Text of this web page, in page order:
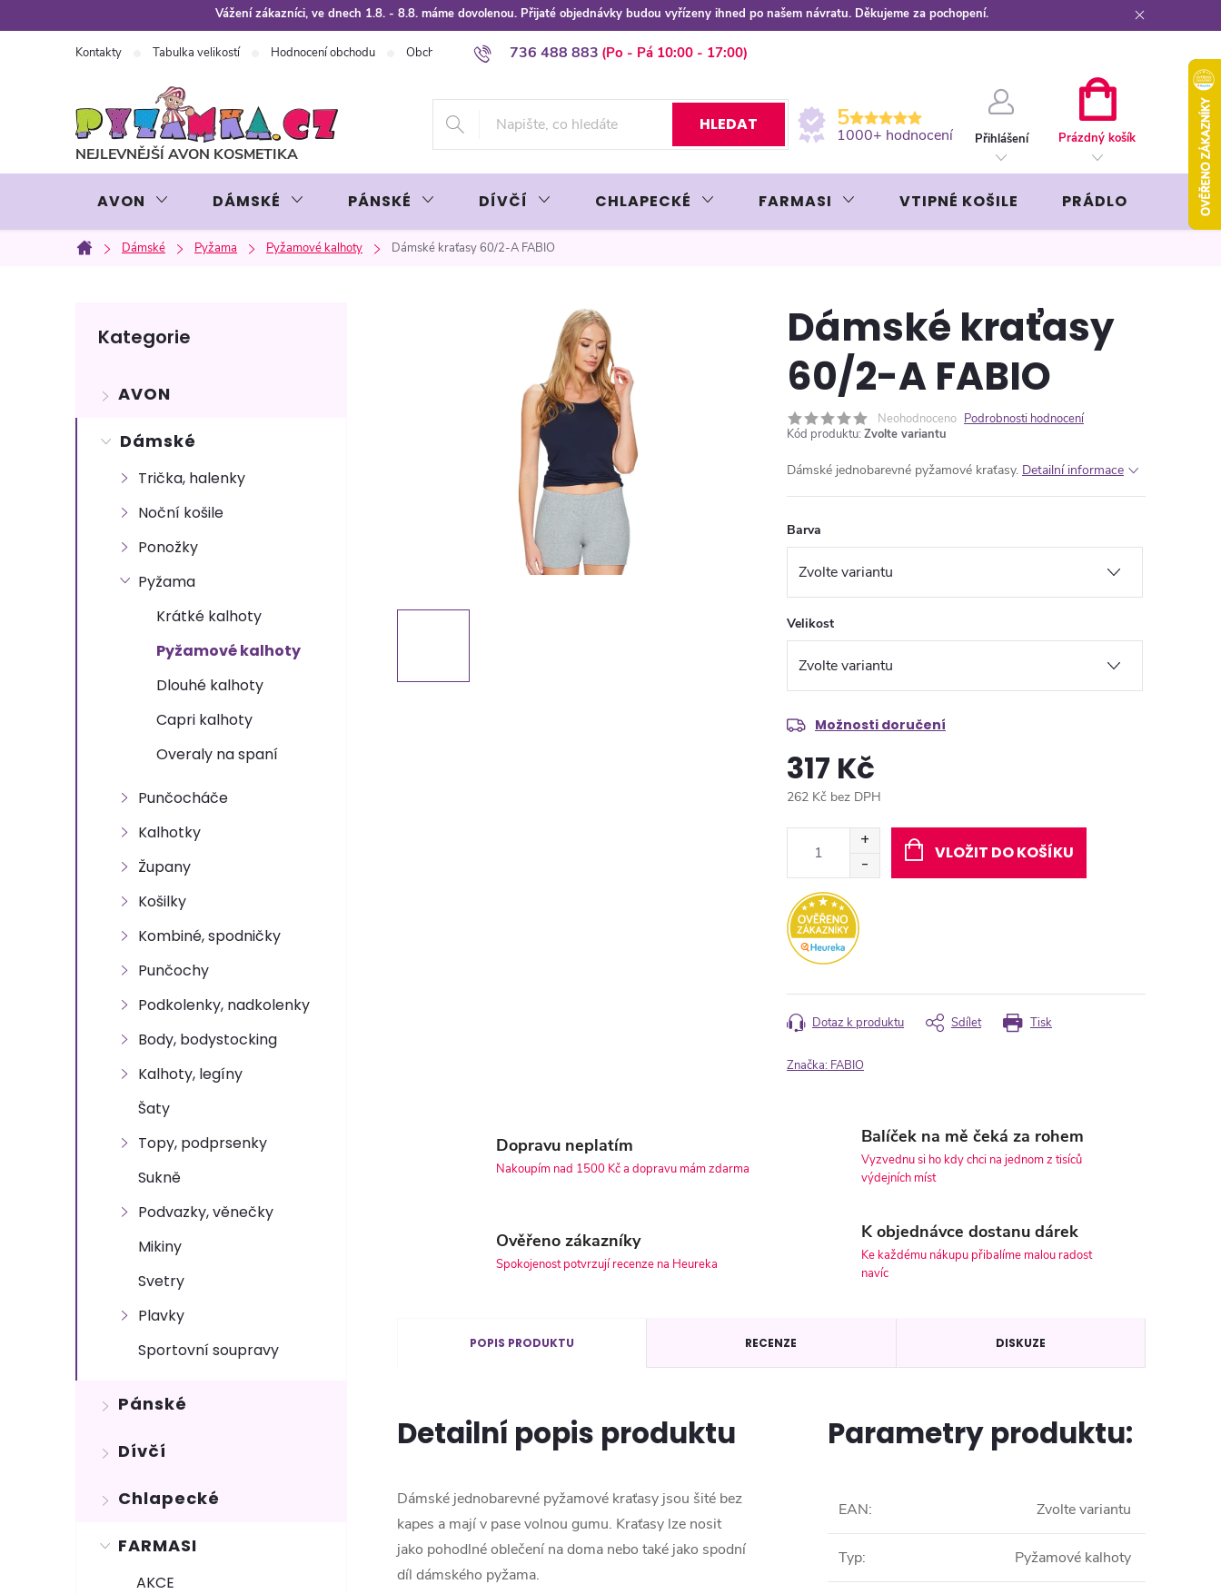
na
Vážení zákazníci, ve dnech 1.8. - 8.8. máme dovolenou. Přijaté objednávky budou vyřízeny ihned po našem návratu. Děkujeme za pochopení.
736 488 883
Kontakty Tabulka velikostí Hodnocení obchodu Obchodní podmínky Podmínky ochrany osobních údajů
HLEDAT 5
1000+ hodnocení Přihlášení
KOŠÍK
Prázdný košík
AVON DÁMSKÉ PÁNSKÉ DÍVČÍ CHLAPECKÉ FARMASI VTIPNÉ KOŠILE PRÁDLO
Domů
Dámské Pyžama Pyžamové kalhoty Dámské kraťasy 60/2-A FABIO
s
kategorie
Kategorie
AVON
Dámské
Trička, halenky
Noční košile
Ponožky
Pyžama
Krátké kalhoty
Pyžamové kalhoty
Dlouhé kalhoty
Capri kalhoty
Overaly na spaní
Punčocháče
Kalhotky
Župany
Košilky
Kombiné, spodničky
Punčochy
Podkolenky, nadkolenky
Body, bodystocking
Kalhoty, legíny
Šaty
Topy, podprsenky
Sukně
Podvazky, věnečky
Mikiny
Svetry
Plavky
Sportovní soupravy
Pánské
Dívčí
Chlapecké
FARMASI
AKCE
Dámské kraťasy
60/2-A FABIO
Neohodnoceno Podrobnosti hodnocení
Kód produktu: Zvolte variantu
Dámské jednobarevné pyžamové kraťasy. Detailní informace
Barva
Velikost
Možnosti doručení
317 Kč
262 Kč bez DPH
VLOŽIT DO KOŠÍKU
Tisk
Dotaz k produktu Sdílet
Značka: FABIO
Dopravu neplatím
Nakoupím nad 1500 Kč a dopravu mám zdarma
Balíček na mě čeká za rohem
Vyzvednu si ho kdy chci na jednom z tisíců
výdejních míst
Ověřeno zákazníky
Spokojenost potvrzují recenze na Heureka
K objednávce dostanu dárek
Ke každému nákupu přibalíme malou radost
navíc
POPIS PRODUKTU RECENZE DISKUZE
Detailní popis produktu
Dámské jednobarevné pyžamové kraťasy jsou šité bez
kapes a mají v pase volnou gumu. Kraťasy lze nosit
jako pohodlné oblečení na doma nebo také jako spodní
díl dámského pyžama.
Parametry produktu:
EAN: Zvolte variantu
Typ: Pyžamové kalhoty